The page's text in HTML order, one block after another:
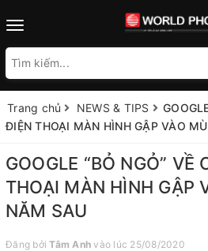
Toggle
Trang chủ NEWS & TIPS
ĐIỆN THOẠI MÀN HÌNH GẬP VÀO
GOOGLE “BỎ NGỎ” VỀ
THOẠI MÀN HÌNH GẬP
NĂM SAU
Đăng bởiTâm Anh vào lúc 25/08/2020